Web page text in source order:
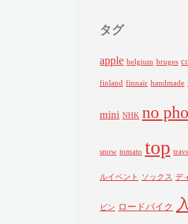
タグ
apple belgium bruges
finland finnair handmade
mini NHK no
snow tomato top
ルイベント ソックス デ
ビン ロードバイク